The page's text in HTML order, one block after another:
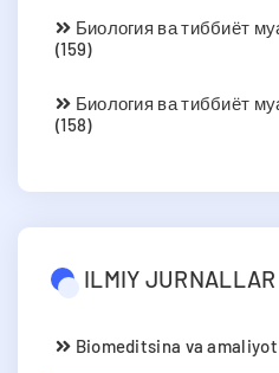
Биология ва тиббиёт
(159)
Биология ва тиббиёт
(158)
ILMIY JURNALLAR
Biomeditsina va